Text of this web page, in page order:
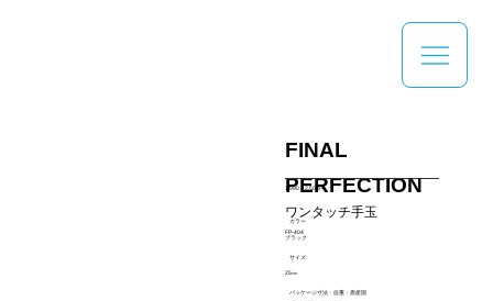
FINAL
PERFECTION
ワンタッチ手玉
FP-404
1,990～2,500円
カラー
ブラック
サイズ
25㎝
パッケージ寸法・自重・原産国